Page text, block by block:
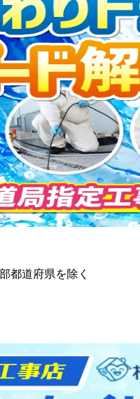
都道府県を除く